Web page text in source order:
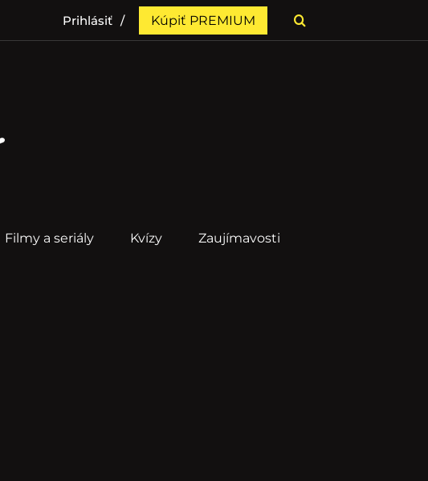
Prihlásiť Kúpiť PREMIUM
Filmy a seriály Kvízy Zaujímavosti